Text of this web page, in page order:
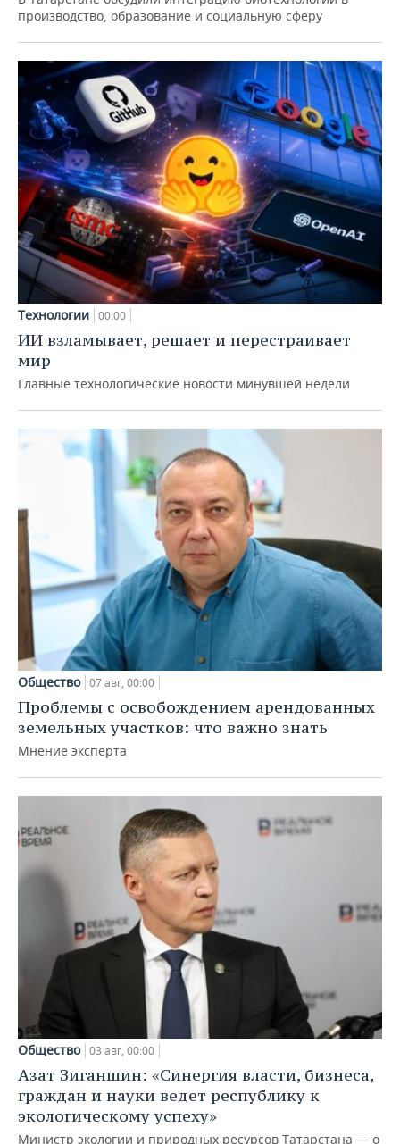
производство, образование и социальную сферу
Технологии 00:00
ИИ взламывает, решает и перестраивает
мир
Главные технологические новости минувшей недели
Общество 07 авг, 00:00
Проблемы с освобождением арендованных
земельных участков: что важно знать
Мнение эксперта
Общество 03 авг, 00:00
Азат Зиганшин: «Синергия власти, бизнеса,
граждан и науки ведет республику к
экологическому успеху»
Министр экологии и природных ресурсов Татарстана — о